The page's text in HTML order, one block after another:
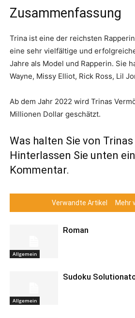
Zusammenfassung
Trina ist eine der reichsten
eine sehr vielfältige und
Jahre als Model und Rapperin. Sie
Wayne, Missy Elliot, Rick Ross, Lil
Ab dem Jahr 2022 wird Trinas
Millionen Dollar geschätzt.
Was halten Sie von
Hinterlassen Sie unten
Kommentar.
Verwandte Artikel Mehr
Allgemein
Roman
Allgemein
Sudoku